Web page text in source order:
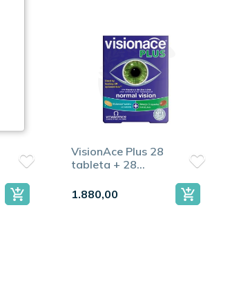
VisionAce Plus 28
tableta + 28
1.880,00